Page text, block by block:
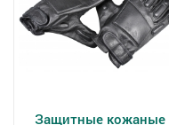
Защитные кожаные